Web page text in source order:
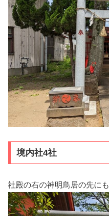
境内社4社
社殿の右の神明鳥居の先にも